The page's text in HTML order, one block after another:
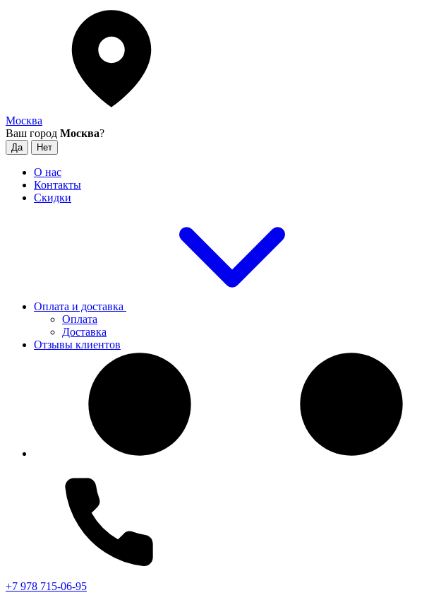
Москва
Ваш город Москва?
О нас
Контакты
Скидки
Оплата и доставка
Оплата
Доставка
Отзывы клиентов
+7 978 715-06-95